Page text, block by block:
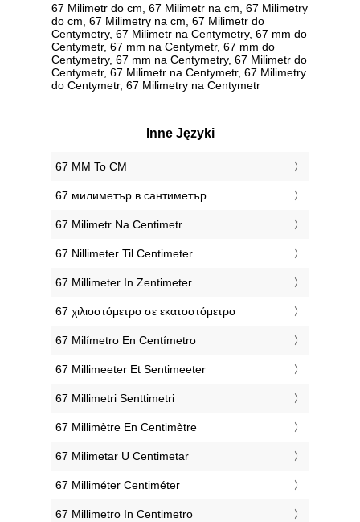
67 Milimetr do cm, 67 Milimetr na cm, 67 Milimetry
do cm, 67 Milimetry na cm, 67 Milimetr do
Centymetry, 67 Milimetr na Centymetry, 67 mm do
Centymetr, 67 mm na Centymetr, 67 mm do
Centymetry, 67 mm na Centymetry, 67 Milimetr do
Centymetr, 67 Milimetr na Centymetr, 67 Milimetry
do Centymetr, 67 Milimetry na Centymetr
Inne Języki
‎67 MM To CM
‎67 милиметър в сантиметър
‎67 Milimetr Na Centimetr
‎67 Nillimeter Til Centimeter
‎67 Millimeter In Zentimeter
‎67 χιλιοστόμετρο σε εκατοστόμετρο
‎67 Milímetro En Centímetro
‎67 Millimeeter Et Sentimeeter
‎67 Millimetri Senttimetri
‎67 Millimètre En Centimètre
‎67 Milimetar U Centimetar
‎67 Milliméter Centiméter
‎67 Millimetro In Centimetro